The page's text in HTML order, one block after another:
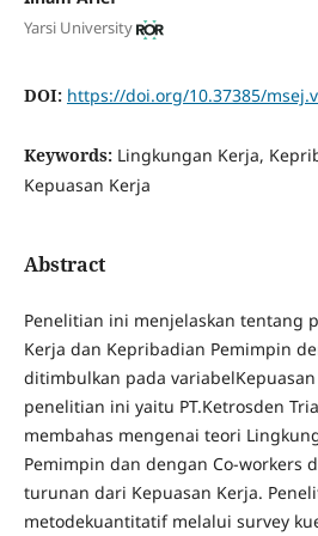
Yarsi University
DOI: https://doi.org/10.37385/
Keywords: Lingkungan Kerja,
Kepuasan Kerja
Abstract
Penelitian ini menjelaskan tentang
Kerja dan Kepribadian Pemimpin
ditimbulkan pada
penelitian ini yaitu PT.Ketrosden
membahas mengenai teori
Pemimpin dan dengan Co-workers
turunan dari Kepuasan Kerja.
metodekuantitatif melalui survey